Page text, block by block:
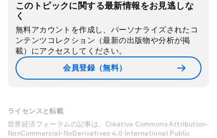
このトピックに関する最新情報をお見逃しな
く
無料アカウントを作成し、パーソナライズされたコ
ンテンツコレクション（最新の出版物や分析が掲
載）にアクセスしてください。
会員登録（無料）
ライセンスと転載
世界経済フォーラムの記事は、Creative Commons Attribution-
NonCommercial-NoDerivatives 4.0 International Public